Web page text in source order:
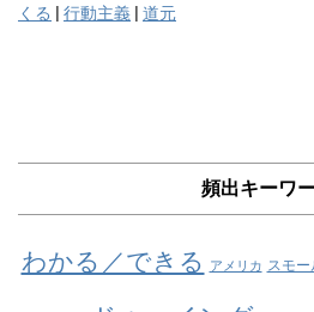
くる
行動主義 道元
頻出キーワ
わかる／できる アメリカ スモ